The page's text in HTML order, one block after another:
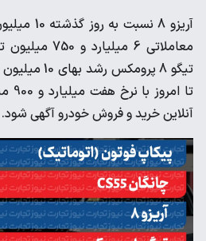
آریزو 8
معاملاتی 6
تیگو 8
آنلاین خرید و فروش خودرو آگهی شود.